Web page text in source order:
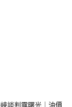
談判露曙光｜油價